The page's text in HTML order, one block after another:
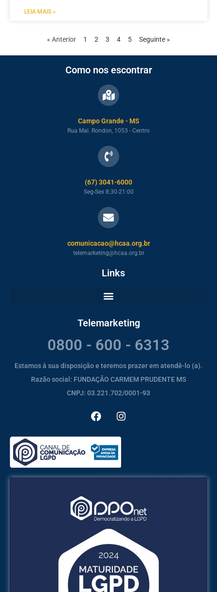
LEIA MAIS »
« Anterior 1 2 3 4 5 Seguinte »
Como nos escontrar
Campo Grande - MS
Rua Mal. Rondon, 1053 - Centro
(67) 3041-6000
Seg-Sex 8:30-21:00
comunicacao@hcaa.org.br
telemarketing@hcaa.org.br
Links
Telemarketing
0800 - 600 - 6313
Estamos à sua disposição e teremos prazer em atendê-lo (a).
Razão social: FUNDAÇÃO CARMEM PRUDENTE MS
CNPJ: 03.221.702/0001-93